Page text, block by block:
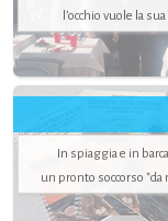
l’occhio vuole la
In spiaggia e in
un pronto soccorso "da